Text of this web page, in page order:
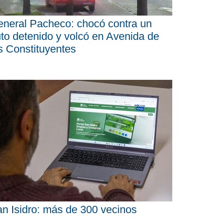
Pacheco: chocó contra un
detenido y volcó en Avenida de
Constituyentes
Isidro: más de 300 vecinos